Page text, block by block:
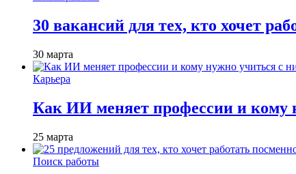
30 вакансий для тех, кто хочет
30 марта
Карьера
Как ИИ меняет профессии и кому
25 марта
Поиск работы